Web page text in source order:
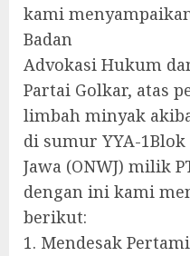
kami
Badan
Advokasi Hukum
Partai Golkar, atas
limbah minyak
di sumur YYA-
Jawa (ONWJ) milik
dengan ini kami
berikut:
1. Mendesak